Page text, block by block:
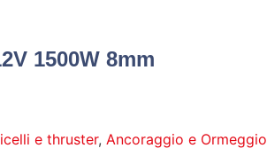
1500W 8mm
e thruster, Ancoraggio e Ormeggio